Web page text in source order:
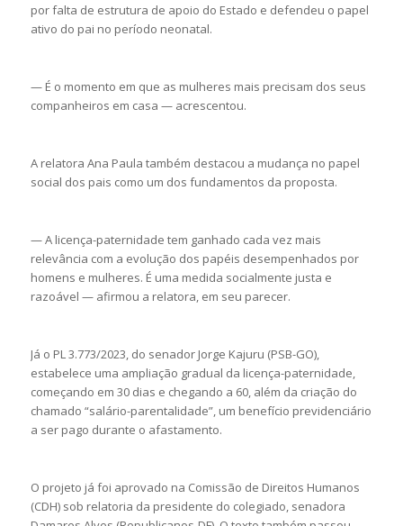
por falta de estrutura de apoio do Estado e defendeu o papel
ativo do pai no período neonatal.
— É o momento em que as mulheres mais precisam dos seus
companheiros em casa — acrescentou.
A relatora Ana Paula também destacou a mudança no papel
social dos pais como um dos fundamentos da proposta.
— A licença-paternidade tem ganhado cada vez mais
relevância com a evolução dos papéis desempenhados por
homens e mulheres. É uma medida socialmente justa e
razoável — afirmou a relatora, em seu parecer.
Já o PL 3.773/2023, do senador Jorge Kajuru (PSB-GO),
estabelece uma ampliação gradual da licença-paternidade,
começando em 30 dias e chegando a 60, além da criação do
chamado “salário-parentalidade”, um benefício previdenciário
a ser pago durante o afastamento.
O projeto já foi aprovado na Comissão de Direitos Humanos
(CDH) sob relatoria da presidente do colegiado, senadora